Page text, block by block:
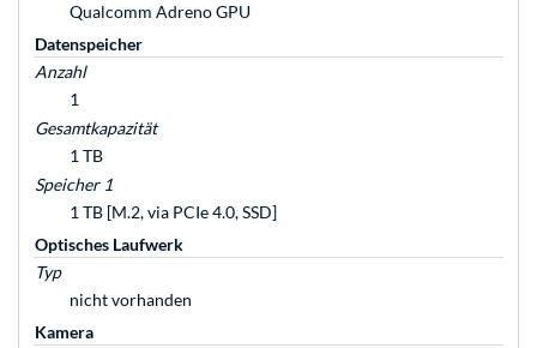
Qualcomm Adreno GPU
Datenspeicher
Anzahl
1
Gesamtkapazität
1 TB
Speicher 1
1 TB [M.2, via PCIe 4.0, SSD]
Optisches Laufwerk
Typ
nicht vorhanden
Kamera